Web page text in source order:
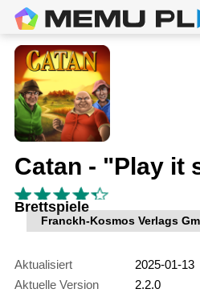
Brettspiele
Franckh-Kosmos Verlags
Aktualisiert
2025-01-13
Aktuelle Version
2.2.0